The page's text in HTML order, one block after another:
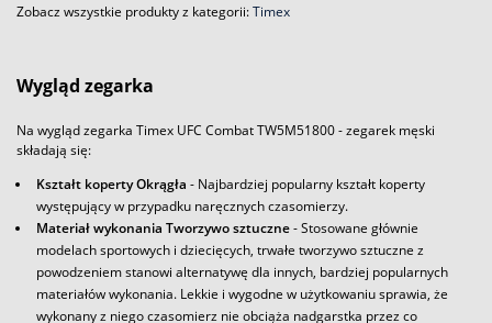
Zobacz wszystkie produkty z kategorii:Timex
Wygląd zegarka
Na wygląd zegarka Timex UFC Combat TW5M51800 - zegarek męski
składają się:
Kształt koperty Okrągła - Najbardziej popularny kształt koperty
występujący w przypadku naręcznych czasomierzy.
Materiał wykonania Tworzywo sztuczne- Stosowane głównie
modelach sportowych i dziecięcych, trwałe tworzywo sztuczne z
powodzeniem stanowi alternatywę dla innych, bardziej popularnych
materiałów wykonania. Lekkie i wygodne w użytkowaniu sprawia, że
wykonany z niego czasomierz nie obciąża nadgarstka przez co